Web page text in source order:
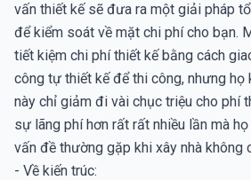
vấn thiết kế sẽ đưa ra một giải pháp
để kiểm soát về mặt chi phí cho bạn.
tiết kiệm chi phí thiết kế bằng cách
công tự thiết kế để thi công, nhưng họ
này chỉ giảm đi vài chục triệu cho phí
sự lãng phí hơn rất rất nhiều lần mà
vấn đề thường gặp khi xây nhà không
- Về kiến trúc: